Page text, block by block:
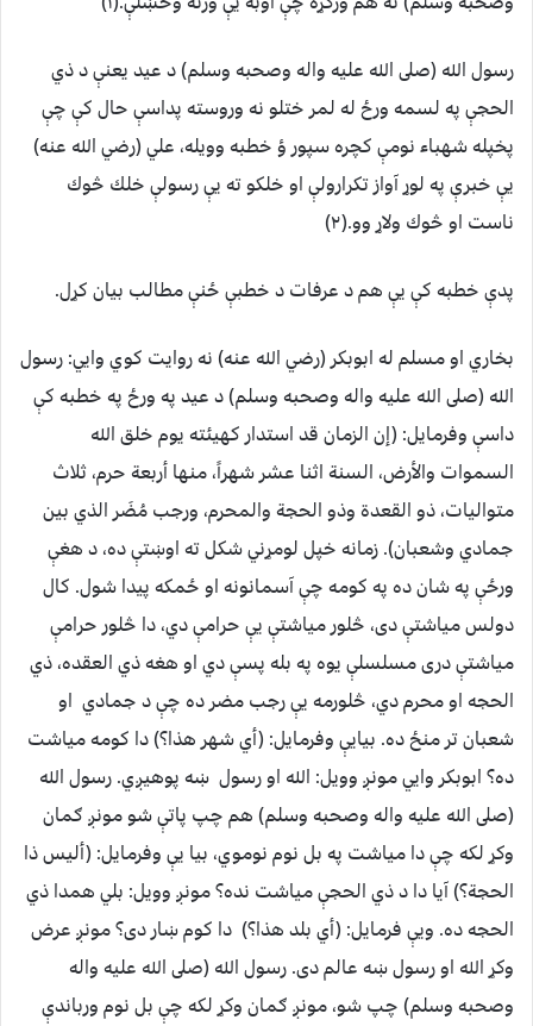
رسول الله (صلى الله عليه واله وصحبه وسلم) د عيد يعنې د ذي
الحجې په لسمه ورځ له لمر ختلو نه وروسته پداسې حال كې چې
پخپله شهباء نومې كچره سپور ؤ خطبه وويله، علي (رضي الله عنه)
يې خبرې په لوړ آواز تكرارولې او خلكو ته يې رسولې خلك څوك
ناست او څوك ولاړ وو.(٢)
پدې خطبه كې يې هم د عرفات د خطبې ځنې مطالب بيان كړل.
بخاري او مسلم له ابوبكر (رضي الله عنه) نه روايت كوي وايي: رسول
الله (صلى الله عليه واله وصحبه وسلم) د عيد په ورځ په خطبه كې
داسې وفرمايل: ‏(‏إن الزمان قد استدار كهيئته يوم خلق الله
السموات والأرض، السنة اثنا عشر شهراً، منها أربعة حرم، ثلاث
متواليات، ذو القعدة وذو الحجة والمحرم، ورجب مُضَر الذي بين
جمادي وشعبان‏)‏‏.‏ زمانه خپل لومړني شكل ته اوښتې ده، د هغې
ورځې په شان ده په كومه چې آسمانونه او ځمكه پيدا شول. كال
دولس مياشتې دى، څلور مياشتې يې حرامې دي، دا څلور حرامې
مياشتې درى مسلسلې يوه په بله پسې دي او هغه ذي العقده، ذي
الحجه او محرم دي، څلورمه يې رجب مضر ده چې د جمادي او
شعبان تر منځ ده. بيايې وفرمايل: ‏(‏أي شهر هذا‏؟‏‏)‏ دا كومه مياشت
ده؟ ابوبكر وايي مونږ وويل: الله او رسول ښه پوهيږي. رسول الله
(صلى الله عليه واله وصحبه وسلم) هم چپ پاتې شو مونږ ګمان
وكړ لكه چې دا مياشت په بل نوم نوموي، بيا يې وفرمايل: ‏‏(‏أليس ذا
الحجة؟‏‏)‏ آيا دا د ذي الحجې مياشت نده؟ مونږ وويل: بلي همدا ذي
الحجه ده. ويې فرمايل: ‏(‏أي بلد هذا‏؟‏‏)‏ دا كوم ښار دى؟ مونږ عرض
وكړ الله او رسول ښه عالم دى. رسول الله (صلى الله عليه واله
وصحبه وسلم) چپ شو، مونږ ګمان وكړ لكه چې بل نوم ورباندې